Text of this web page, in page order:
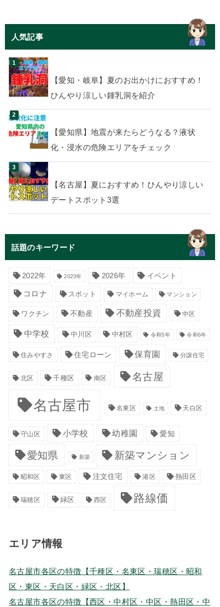
人気記事
【愛知・岐阜】夏のお出かけにおすすめ！
ひんやり涼しい鍾乳洞を紹介
【愛知県】地震が来たらどうなる？液状
化・浸水の危険エリアをチェック
【名古屋】夏におすすめ！ひんやり涼しい
デートスポット3選
話題のキーワード
2022年 2023年 2026年 イベント
コロナ スポット マイホーム マンション
ワクチン 不動産 不動産投資 中区
中学校 中川区 中村区 令和5年 令和6年
住みやすさ 住宅ローン 保育園 分譲住宅
北区 千種区 南区 名古屋
名古屋市 名東区 土地 天白区
守山区 小学校 幼稚園 愛知
愛知県 新築 新築マンション
昭和区 東区 注文住宅 港区 熱田区
瑞穂区 緑区 西区 路線価
エリア情報
名古屋市各区の特徴【千種区・名東区・瑞穂区・昭和
区・東区・天白区・緑区・北区】
名古屋市各区の特徴【西区・中村区・中区・熱田区・中